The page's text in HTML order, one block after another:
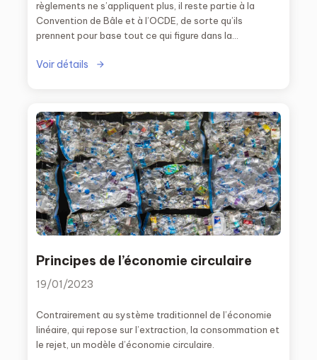
règlements ne s’appliquent plus, il reste partie à la
Convention de Bâle et à l’OCDE, de sorte qu’ils
prennent pour base tout ce qui figure dans la
Voir détails
Principes de l’économie circulaire
19/01/2023
Contrairement au système traditionnel de l’économie
linéaire, qui repose sur l’extraction, la consommation et
le rejet, un modèle d’économie circulaire.